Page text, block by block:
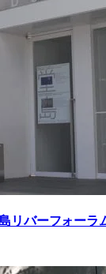
リバーフォーラ